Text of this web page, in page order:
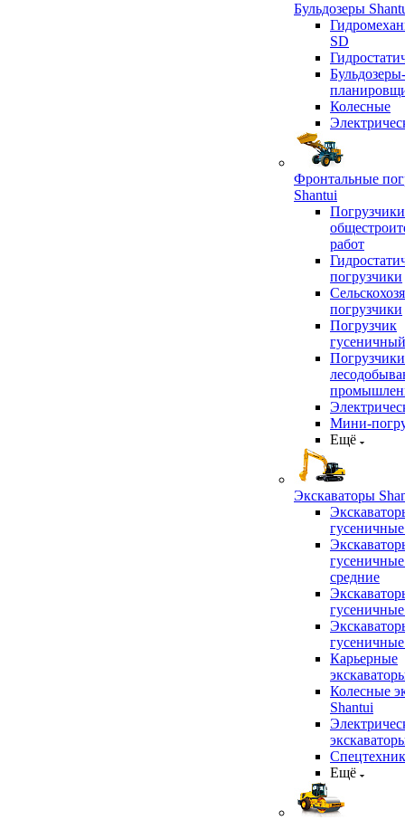
Бульдозеры
SD
Бульдозеры-
Колесные
Фронтальные
Shantui
работ
погрузчики
погрузчики
Погрузчик
гусеничный
Мини-
Ещё
Экскаваторы
средние
Карьерные
Колесные
Shantui
Ещё